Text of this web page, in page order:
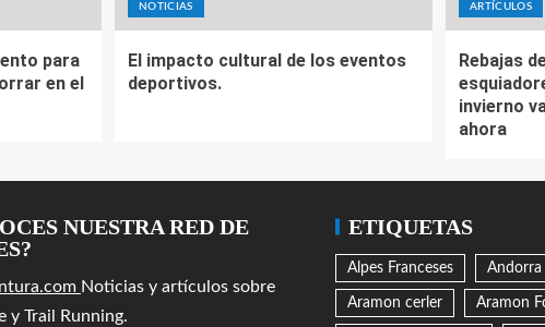
para
en el
NOTICIAS
El impacto cultural de los eventos
deportivos.
ARTÍCULOS
Rebajas
invierno
ahora
NUESTRA RED DE
Noticias y artículos sobre
y Trail Running.
ETIQUETAS
Alpes Franceses Andorra
Aramon cerler Aramon